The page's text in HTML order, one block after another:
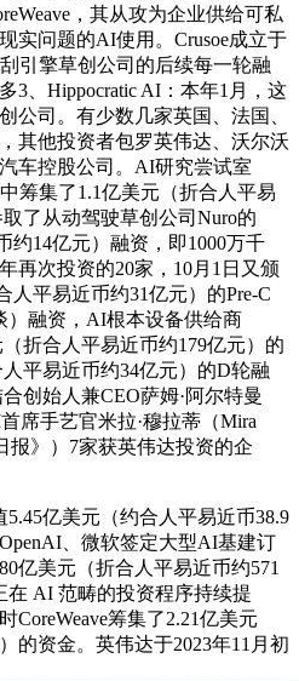
，其从攻为企业供给可私
实问题的AI使用。Crusoe成立于
引擎草创公司的后续每一轮融
3、Hippocratic AI：本年1月，这
公司。有少数几家英国、法国、
其他投资者包罗英伟达、沃尔沃
车控股公司。AI研究尝试室
筹集了1.1亿美元（折合人平易
了从动驾驶草创公司Nuro的
约14亿元）融资，即1000万千
再次投资的20家，10月1日又颁
人平易近币约31亿元）的Pre-C
）融资，AI根本设备供给商
折合人平易近币约179亿元）的
平易近币约34亿元）的D轮融
创始人兼CEO萨姆·阿尔特曼
首席手艺官米拉·穆拉蒂（Mira
报》）7家获英伟达投资的企
亿美元（约合人平易近币38.9
、微软签定大型AI基建订
亿美元（折合人平易近币约571
在 AI 范畴的投资程序持续提
CoreWeave筹集了2.21亿美元
的资金。英伟达于2023年11月初